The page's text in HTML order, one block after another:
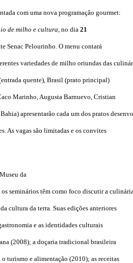
com uma nova programação gourmet:
de milho e cultura , no dia 21
Senac Pelourinho. O menu contará
variedades de milho oriundas das
quente), Brasil (prato principal)
Marinho, Augusta Barnuevo, Cristian
apresentarão cada um dos pratos
As vagas são limitadas e os convites
da
seminários têm como foco discutir a culinária
cultura da terra. Suas edições anteriores
e as identidades culturais
(2008); a doçaria tradicional brasileira
turismo e alimentação (2010); as receitas